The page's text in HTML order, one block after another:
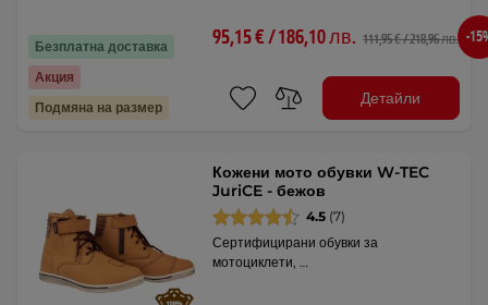
Безплатна доставка
Акция
Подмяна на размер
95,15 € / 186,10 лв. 111,95 € / 218,96 лв. -
Детайли
Кожени мото обувки W-TEC
JuriCE - бежов
4.5 (7)
Сертифицирани обувки за
мотоциклети, …